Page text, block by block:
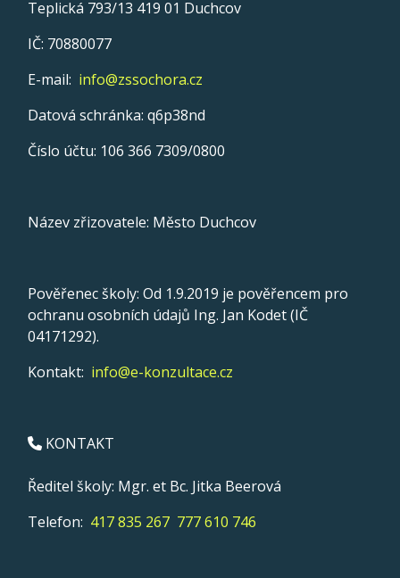
Teplická 793/13 419 01 Duchcov
IČ: 70880077
E-mail: info@zssochora.cz
Datová schránka: q6p38nd
Číslo účtu: 106 366 7309/0800
Název zřizovatele: Město Duchcov
Pověřenec školy: Od 1.9.2019 je pověřencem pro
ochranu osobních údajů Ing. Jan Kodet (IČ
04171292).
Kontakt: info@e-konzultace.cz
KONTAKT
Ředitel školy: Mgr. et Bc. Jitka Beerová
Telefon: 417 835 267 777 610 746